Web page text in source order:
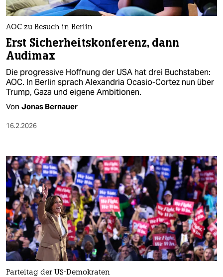
AOC zu Besuch in Berlin
Erst Sicherheitskonferenz, dann
Audimax
Die progressive Hoffnung der USA hat drei Buchstaben:
AOC. In Berlin sprach Alexandria Ocasio-Cortez nun über
Trump, Gaza und eigene Ambitionen.
Von Jonas Bernauer
16.2.2026
Parteitag der US-Demokraten